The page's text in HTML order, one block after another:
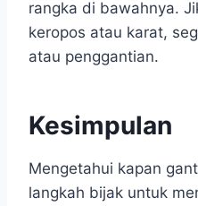
rangka di bawahnya.
keropos atau karat,
atau penggantian.
Kesimpulan
Mengetahui kapan
langkah bijak untuk